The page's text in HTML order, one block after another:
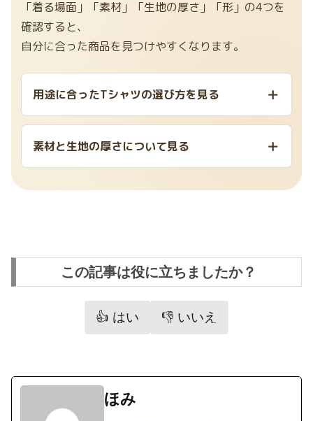
「着る場面」「素材」「生地の厚さ」「形」の4つを
確認すると、
自分に合った商品を見つけやすくなります。
用途に合ったTシャツの選び方を見る
素材と生地の厚さについて見る
この記事は役に立ちましたか？
👍 はい 👎 いいえ
ほみ